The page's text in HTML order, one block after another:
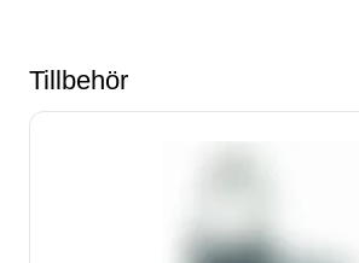
Tillbehör